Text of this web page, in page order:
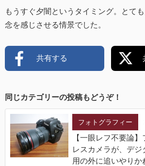
もうすぐ夕闇というタイミング。とて
念を感じさせる情景でした。
共有する
同じカテゴリーの投稿もどうぞ！
フォトグラフィー
【一眼レフ不要論
レスカメラが、デ
用の外に追いやりか